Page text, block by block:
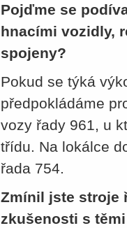
Pojďme se
hnacími vozidly,
spojeny?
Pokud se týká
předpokládáme
vozy řady 961, u
třídu. Na lokálce
řada 754.
Zmínil jste stroje
zkušenosti s